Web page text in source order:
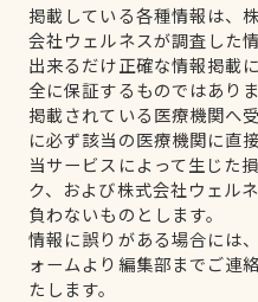
掲載している各種情報は、
会社ウェルネスが調査した
出来るだけ正確な情報掲載
全に保証するものではありま
掲載されている医療機関へ
に必ず該当の医療機関に直
当サービスによって生じた
ク、および株式会社ウェル
負わないものとします。
情報に誤りがある場合には
ォームより編集部までご連
たします。